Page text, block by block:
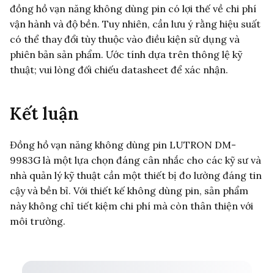
đồng hồ vạn năng không dùng pin có lợi thế về chi phí
vận hành và độ bền. Tuy nhiên, cần lưu ý rằng hiệu suất
có thể thay đổi tùy thuộc vào điều kiện sử dụng và
phiên bản sản phẩm. Ước tính dựa trên thông lệ kỹ
thuật; vui lòng đối chiếu datasheet để xác nhận.
Kết luận
Đồng hồ vạn năng không dùng pin LUTRON DM-
9983G là một lựa chọn đáng cân nhắc cho các kỹ sư và
nhà quản lý kỹ thuật cần một thiết bị đo lường đáng tin
cậy và bền bỉ. Với thiết kế không dùng pin, sản phẩm
này không chỉ tiết kiệm chi phí mà còn thân thiện với
môi trường.